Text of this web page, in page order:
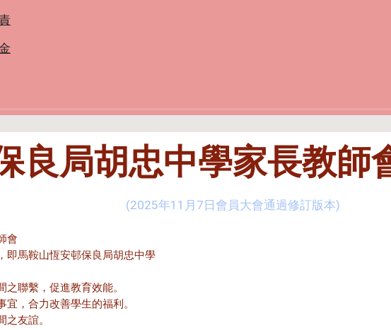
良局胡忠中學家長教師
(2025年11月7日會員大會通過修訂版本)
會
馬鞍山恆安邨保良局胡忠中學
之聯繫，促進教育效能。
宜，合力改善學生的福利。
之友誼。